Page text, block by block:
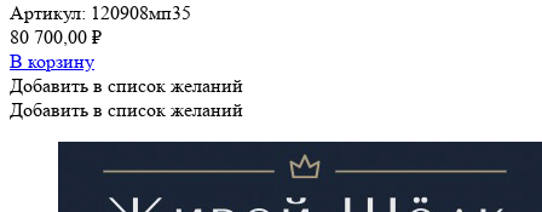
Артикул: 120908мп35
80 700,00 ₽
В корзину
Добавить в список желаний
Добавить в список желаний